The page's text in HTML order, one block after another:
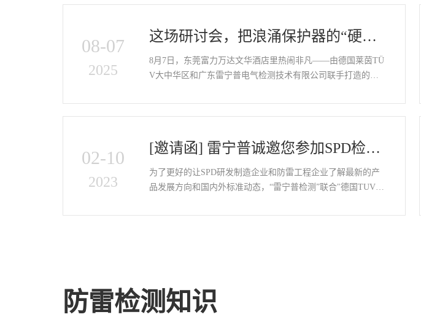
08-07
2025
这场研讨会，把浪涌保护器的“硬核
干货”讲透了！
8月7日，东莞富力万达文华酒店里热闹非凡——由德国莱茵TÜ
V大中华区和广东雷宁普电气检测技术有限公司联手打造的浪
02-10
2023
[邀请函] 雷宁普诚邀您参加SPD检测
认证技术交流研讨会（东莞站）
为了更好的让SPD研发制造企业和防雷工程企业了解最新的产
品发展方向和国内外标准动态，“雷宁普检测”联合"德国TUV莱
防雷检测知识